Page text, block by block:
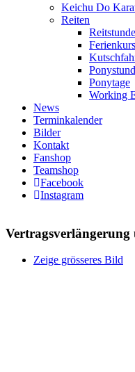
Keichu Do
Reiten
Ponytage
Working
News
Terminkalender
Bilder
Kontakt
Fanshop
Teamshop
Facebook
Instagram
Vertragsverlängerung
Zeige grösseres Bild